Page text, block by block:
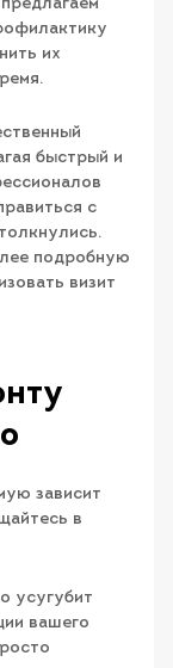
их
быстрый и
с
подробную
визит
зависит
в
усугубит
вашего